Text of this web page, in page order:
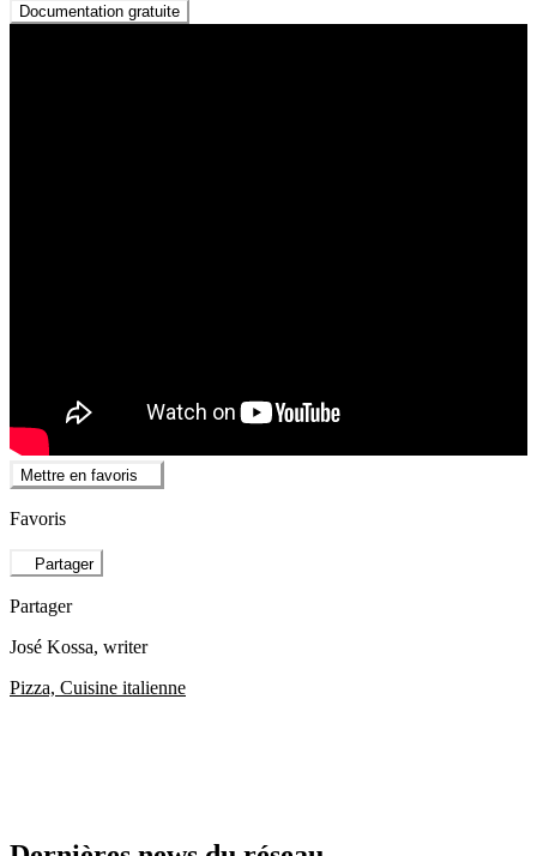
Documentation gratuite
Mettre en favoris
Favoris
Partager
Partager
José Kossa, writer
Pizza, Cuisine italienne